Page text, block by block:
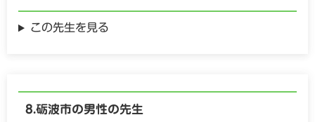
この先生を見る
砺波市の男性の先生